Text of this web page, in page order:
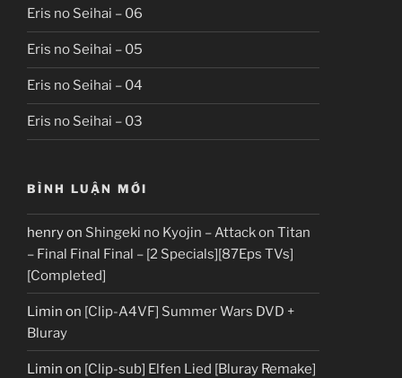
Eris no Seihai – 06
Eris no Seihai – 05
Eris no Seihai – 04
Eris no Seihai – 03
BÌNH LUẬN MỚI
henryon Shingeki no Kyojin – Attack on Titan
– Final Final Final – [2 Specials][87Eps TVs]
[Completed]
Limin on [Clip-A4VF] Summer Wars DVD +
Bluray
Limin on [Clip-sub] Elfen Lied [Bluray Remake]